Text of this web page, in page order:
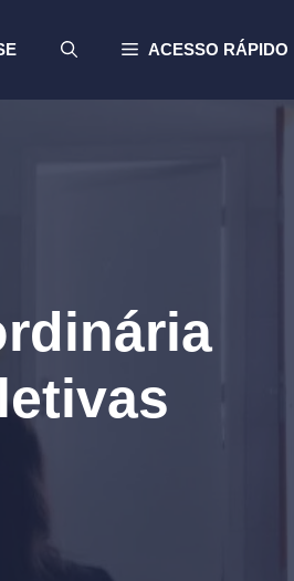
ACESSO RÁPIDO